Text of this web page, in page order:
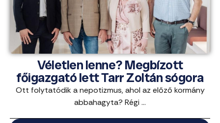
Véletlen lenne? Megbízott
főigazgató lett Tarr Zoltán sógora
Ott folytatódik a nepotizmus, ahol az előző kormány
abbahagyta? Régi ...